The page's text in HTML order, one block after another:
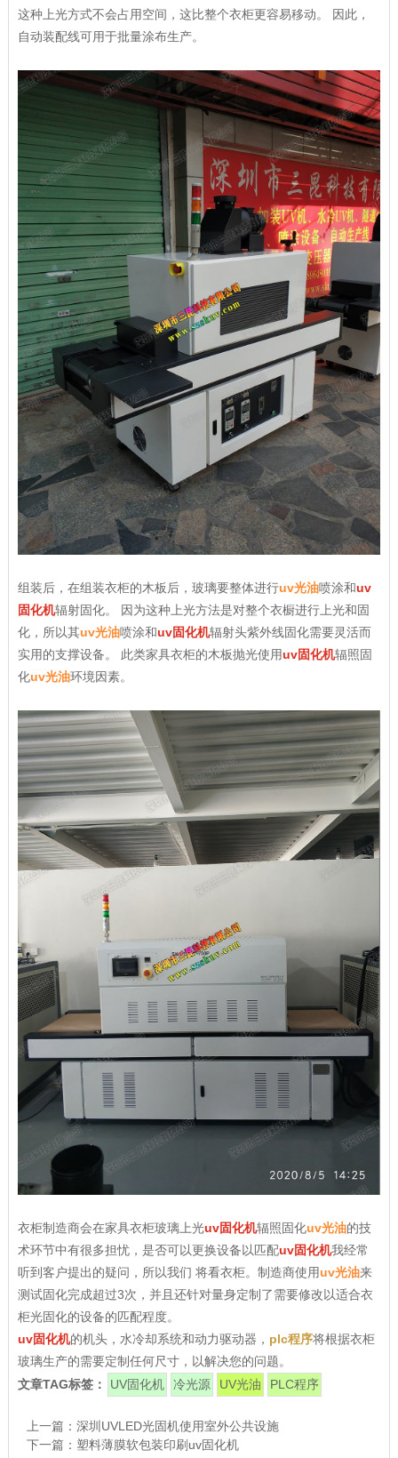
这种上光方式不会占用空间，这比整个衣柜更容易移动。 因此，
自动装配线可用于批量涂布生产。
组装后，在组装衣柜的木板后，玻璃要整体进行uv光油喷涂和uv
固化机辐射固化。 因为这种上光方法是对整个衣橱进行上光和固
化，所以其uv光油喷涂和uv固化机辐射头紫外线固化需要灵活而
实用的支撑设备。 此类家具衣柜的木板抛光使用uv固化机辐照固
化uv光油环境因素。
衣柜制造商会在家具衣柜玻璃上光uv固化机辐照固化uv光油的技
术环节中有很多担忧，是否可以更换设备以匹配uv固化机我经常
听到客户提出的疑问，所以我们 将看衣柜。制造商使用uv光油来
测试固化完成超过3次，并且还针对量身定制了需要修改以适合衣
柜光固化的设备的匹配程度。
uv固化机的机头，水冷却系统和动力驱动器， plc程序将根据衣柜
玻璃生产的需要定制任何尺寸，以解决您的问题。
文章TAG标签：
UV固化机 冷光源 UV光油 PLC程序
上一篇： 深圳UVLED光固机使用室外公共设施
下一篇： 塑料薄膜软包装印刷uv固化机